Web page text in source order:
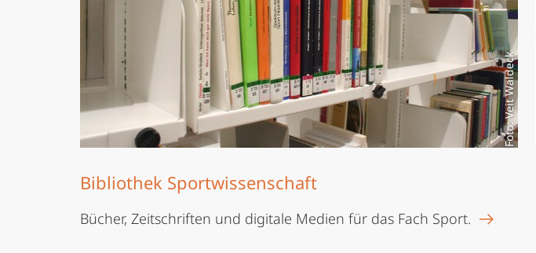
Foto: Veit Waldeck
Bibliothek Sportwissenschaft
Bücher, Zeitschriften und digitale Medien für das Fach Sport.